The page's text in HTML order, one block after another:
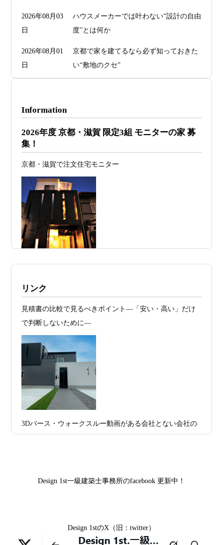
2026年08月03
日
ハウスメーカーでは叶わない“設計の自由
度”とは何か
2026年08月01
日
京都で家を建てるなら必ず知っておきた
い“敷地のクセ”
日
ァーススト一級建築士事務所が考える“設
2026年07月24
旗竿地・狭小地は「土地代が安い＝お
得」ではない ―道路が狭い京都・滋賀で
こそ知っておくべき“建築費が上がる理
由”―
2026年07月23
日
予算が限られていても“美しい家”はつく
れる 削るべき場所・残すべき場所をどう
日
RC風デザインを実現するための設計戦略
デザイン住宅
2026年07月11
日
京都・滋賀で注文住宅を建てるなら、建
プラン、相談・3D設計で理想の家づくり
日
由なのか
家”を特別価格で体験できる最後のチャン
る。 建築士の無料相談会実施中！
Information
2026年度 京都・滋賀 限定3組 モニターの家 募
集！
京都・滋賀で注文住宅モニター
施工例・京都市北区・ハイクラスの家1UP
多数お問合せありがとうございました。2021～
2025年度 京都・滋賀の注文住宅モニター募
お問合せ有難う御座いました。京都市北区I様,京都市中京
区K様,京都市右京区S様,滋賀県大津市T様,京都市中京区A
様,京都市山科区E様,滋賀県大津市S様,滋賀県草津市D様,
京都市中京区M様,京都市北区M様,京都市上京区T様,京都
市中京区E様,滋賀県大津市T様,滋賀県大津市A様,京都市
山科区Y様,京都市中京区I様,京都市山科区D様,滋賀県草津
市S様,京都市北区A様,京都府宇治市I様,京都市中京区N様,
京区H様,京都府宇治市M様,京都市中京区I様,京都府宇治市
中京区T様,京都市北区H様,京都市上京区S様,京都市北区T
リンク
見積書の比較で見るべきポイント―「安い・高い」だけ
で判断しないために―
3Dパース・ウォークスルー動画がある会社とない会社の
Design 1st一級建築士事務所のfacebook 更新中！
Design 1stのX（旧：twitter）